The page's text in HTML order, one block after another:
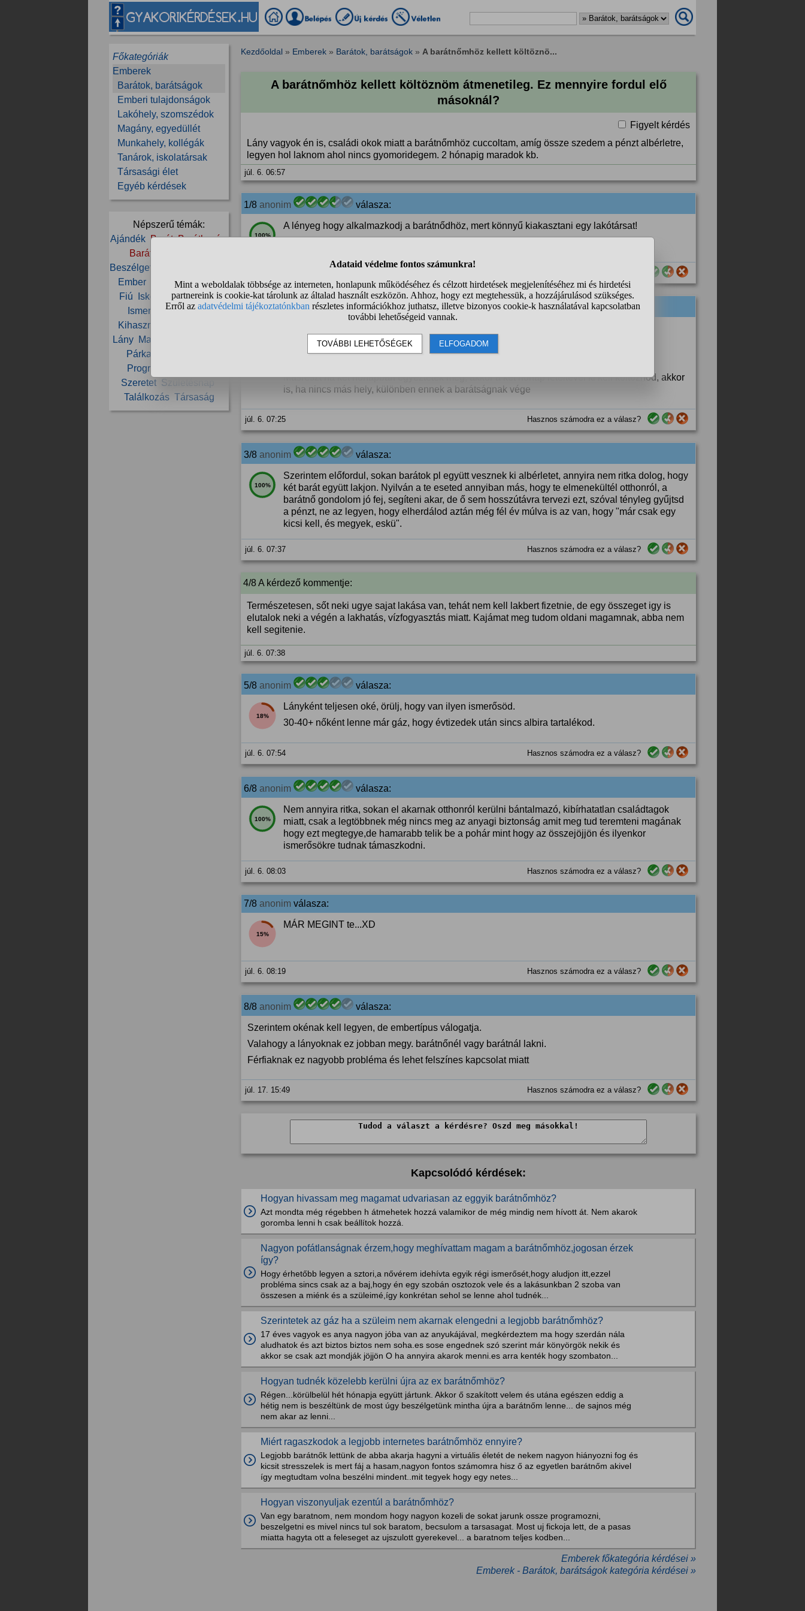
Főkategóriák
Emberek
Barátok, barátságok
Emberi tulajdonságok
Lakóhely, szomszédok
Magány, egyedüllét
Munkahely, kollégák
Tanárok, iskolatársak
Társasági élet
Egyéb kérdések
Népszerű témák:
Ajándék Barát Barátkozás
Barátnő
Beszélgetés
Ember
Facebook
Férfi
Fiú
Iskola
Ismerkedés
Ismerős
Kapcsolat
Kihasználás
Lány Magány
Párkapcsolat
Program
Szeretet Születésnap
Találkozás Társaság
Kezdőoldal » Emberek » Barátok, barátságok » A barátnőmhöz kellett költöznö...
A barátnőmhöz kellett költöznöm átmenetileg. Ez mennyire fordul elő
másoknál?
Figyelt kérdés
Lány vagyok én is, családi okok miatt a barátnőmhöz cuccoltam, amíg össze szedem a pénzt albérletre,
legyen hol laknom ahol nincs gyomoridegem. 2 hónapig maradok kb.
júl. 6. 06:57
1/8 anonim válasza:
100%
A lényeg hogy alkalmazkodj a barátnődhöz, mert könnyű kiakasztani egy lakótársat!
2/8anonim válasza:
Viszont ott te vendég vagy, neked kell alkalmazkodni.
Másrészt ha két hónapban egyeztetek meg, akkor a két hónap leteltével ki kell költöznöd, akkor
is, ha nincs más hely, különben ennek a barátságnak vége
júl. 6. 07:25 Hasznos számodra ez a válasz?
3/8 anonim válasza:
100%
Szerintem előfordul, sokan barátok pl együtt vesznek ki albérletet, annyira nem ritka dolog, hogy
két barát együtt lakjon. Nyilván a te eseted annyiban más, hogy te elmenekültél otthonról, a
barátnő gondolom jó fej, segíteni akar, de ő sem hosszútávra tervezi ezt, szóval tényleg gyűjtsd
a pénzt, ne az legyen, hogy elherdálod aztán még fél év múlva is az van, hogy "már csak egy
kicsi kell, és megyek, eskü".
júl. 6. 07:37 Hasznos számodra ez a válasz?
4/8 A kérdező kommentje:
Természetesen, sőt neki ugye sajat lakása van, tehát nem kell lakbert fizetnie, de egy összeget igy is
elutalok neki a végén a lakhatás, vízfogyasztás miatt. Kajámat meg tudom oldani magamnak, abba nem
kell segitenie.
júl. 6. 07:38
5/8 anonim válasza:
18%
Lányként teljesen oké, örülj, hogy van ilyen ismerősöd.
30-40+ nőként lenne már gáz, hogy évtizedek után sincs albira tartalékod.
júl. 6. 07:54 Hasznos számodra ez a válasz?
6/8 anonim válasza:
100%
Nem annyira ritka, sokan el akarnak otthonról kerülni bántalmazó, kibírhatatlan családtagok
miatt, csak a legtöbbnek még nincs meg az anyagi biztonság amit meg tud teremteni magának
hogy ezt megtegye,de hamarabb telik be a pohár mint hogy az összejöjjön és ilyenkor
ismerősökre tudnak támaszkodni.
júl. 6. 08:03 Hasznos számodra ez a válasz?
7/8 anonim válasza:
15%
MÁR MEGINT te...XD
júl. 6. 08:19 Hasznos számodra ez a válasz?
8/8 anonim válasza:
Szerintem okénak kell legyen, de embertípus válogatja.
Valahogy a lányoknak ez jobban megy. barátnőnél vagy barátnál lakni.
Férfiaknak ez nagyobb probléma és lehet felszínes kapcsolat miatt
júl. 17. 15:49 Hasznos számodra ez a válasz?
Kapcsolódó kérdések:
Hogyan hivassam meg magamat udvariasan az eggyik barátnőmhöz?
Azt mondta még régebben h átmehetek hozzá valamikor de még mindig nem hívott át. Nem akarok
goromba lenni h csak beállítok hozzá.
Nagyon pofátlanságnak érzem,hogy meghívattam magam a barátnőmhöz,jogosan érzek
így?
Hogy érhetőbb legyen a sztori,a nővérem idehívta egyik régi ismerősét,hogy aludjon itt,ezzel
probléma sincs csak az a baj,hogy én egy szobán osztozok vele és a lakásunkban 2 szoba van
összesen a miénk és a szüleimé,így konkrétan sehol se lenne ahol tudnék...
Szerintetek az gáz ha a szüleim nem akarnak elengedni a legjobb barátnőmhöz?
17 éves vagyok es anya nagyon jóba van az anyukájával, megkérdeztem ma hogy szerdán nála
aludhatok és azt biztos biztos nem soha.es sose engednek szó szerint már könyörgök nekik és
akkor se csak azt mondják jöjjön O ha annyira akarok menni.es arra kenték hogy szombaton...
Hogyan tudnék közelebb kerülni újra az ex barátnőmhöz?
Régen...körülbelül hét hónapja együtt jártunk. Akkor ő szakított velem és utána egészen eddig a
hétig nem is beszéltünk de most úgy beszélgetünk mintha újra a barátnőm lenne... de sajnos még
nem akar az lenni...
Miért ragaszkodok a legjobb internetes barátnőmhöz ennyire?
Legjobb barátnők lettünk de abba akarja hagyni a virtuális életét de nekem nagyon hiányozni fog és
kicsit stresszelek is mert fáj a hasam,nagyon fontos számomra hisz ő az egyetlen barátnőm akivel
így megtudtam volna beszélni mindent..mit tegyek hogy egy netes...
Hogyan viszonyuljak ezentúl a barátnőmhöz?
Van egy baratnom, nem mondom hogy nagyon kozeli de sokat jarunk ossze programozni,
beszelgetni es mivel nincs tul sok baratom, becsulom a tarsasagat. Most uj fickoja lett, de a pasas
miatta hagyta ott a feleseget az ujszulott gyerekevel... a baratnom teljes kodben...
Emberek főkategória kérdései »
Emberek - Barátok, barátságok kategória kérdései »